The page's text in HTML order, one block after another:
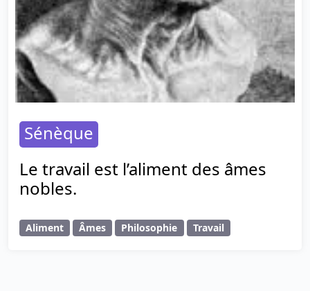
Sénèque
Le travail est l’aliment des âmes
nobles.
Aliment Âmes Philosophie Travail